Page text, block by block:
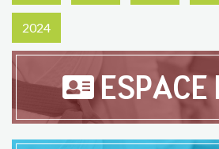
2024
ESPACE